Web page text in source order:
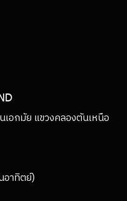
อกมัย แขวงคลองตันเหนือ
อาทิตย์)